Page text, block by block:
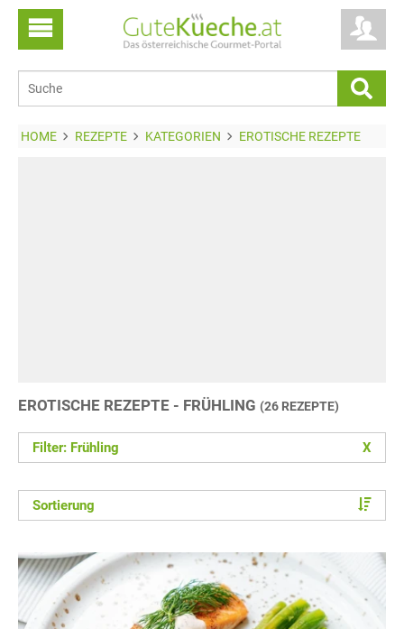
HOME REZEPTE KATEGORIEN EROTISCHE REZEPTE
EROTISCHE REZEPTE - FRÜHLING (26 REZEPTE)
Filter: Frühling X
Sortierung